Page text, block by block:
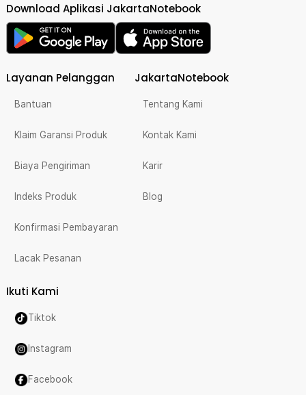
Download Aplikasi JakartaNotebook
Layanan Pelanggan
Bantuan
Klaim Garansi Produk
Biaya Pengiriman
Indeks Produk
Konfirmasi Pembayaran
Lacak Pesanan
JakartaNotebook
Tentang Kami
Kontak Kami
Karir
Blog
Ikuti Kami
Tiktok
Instagram
Facebook